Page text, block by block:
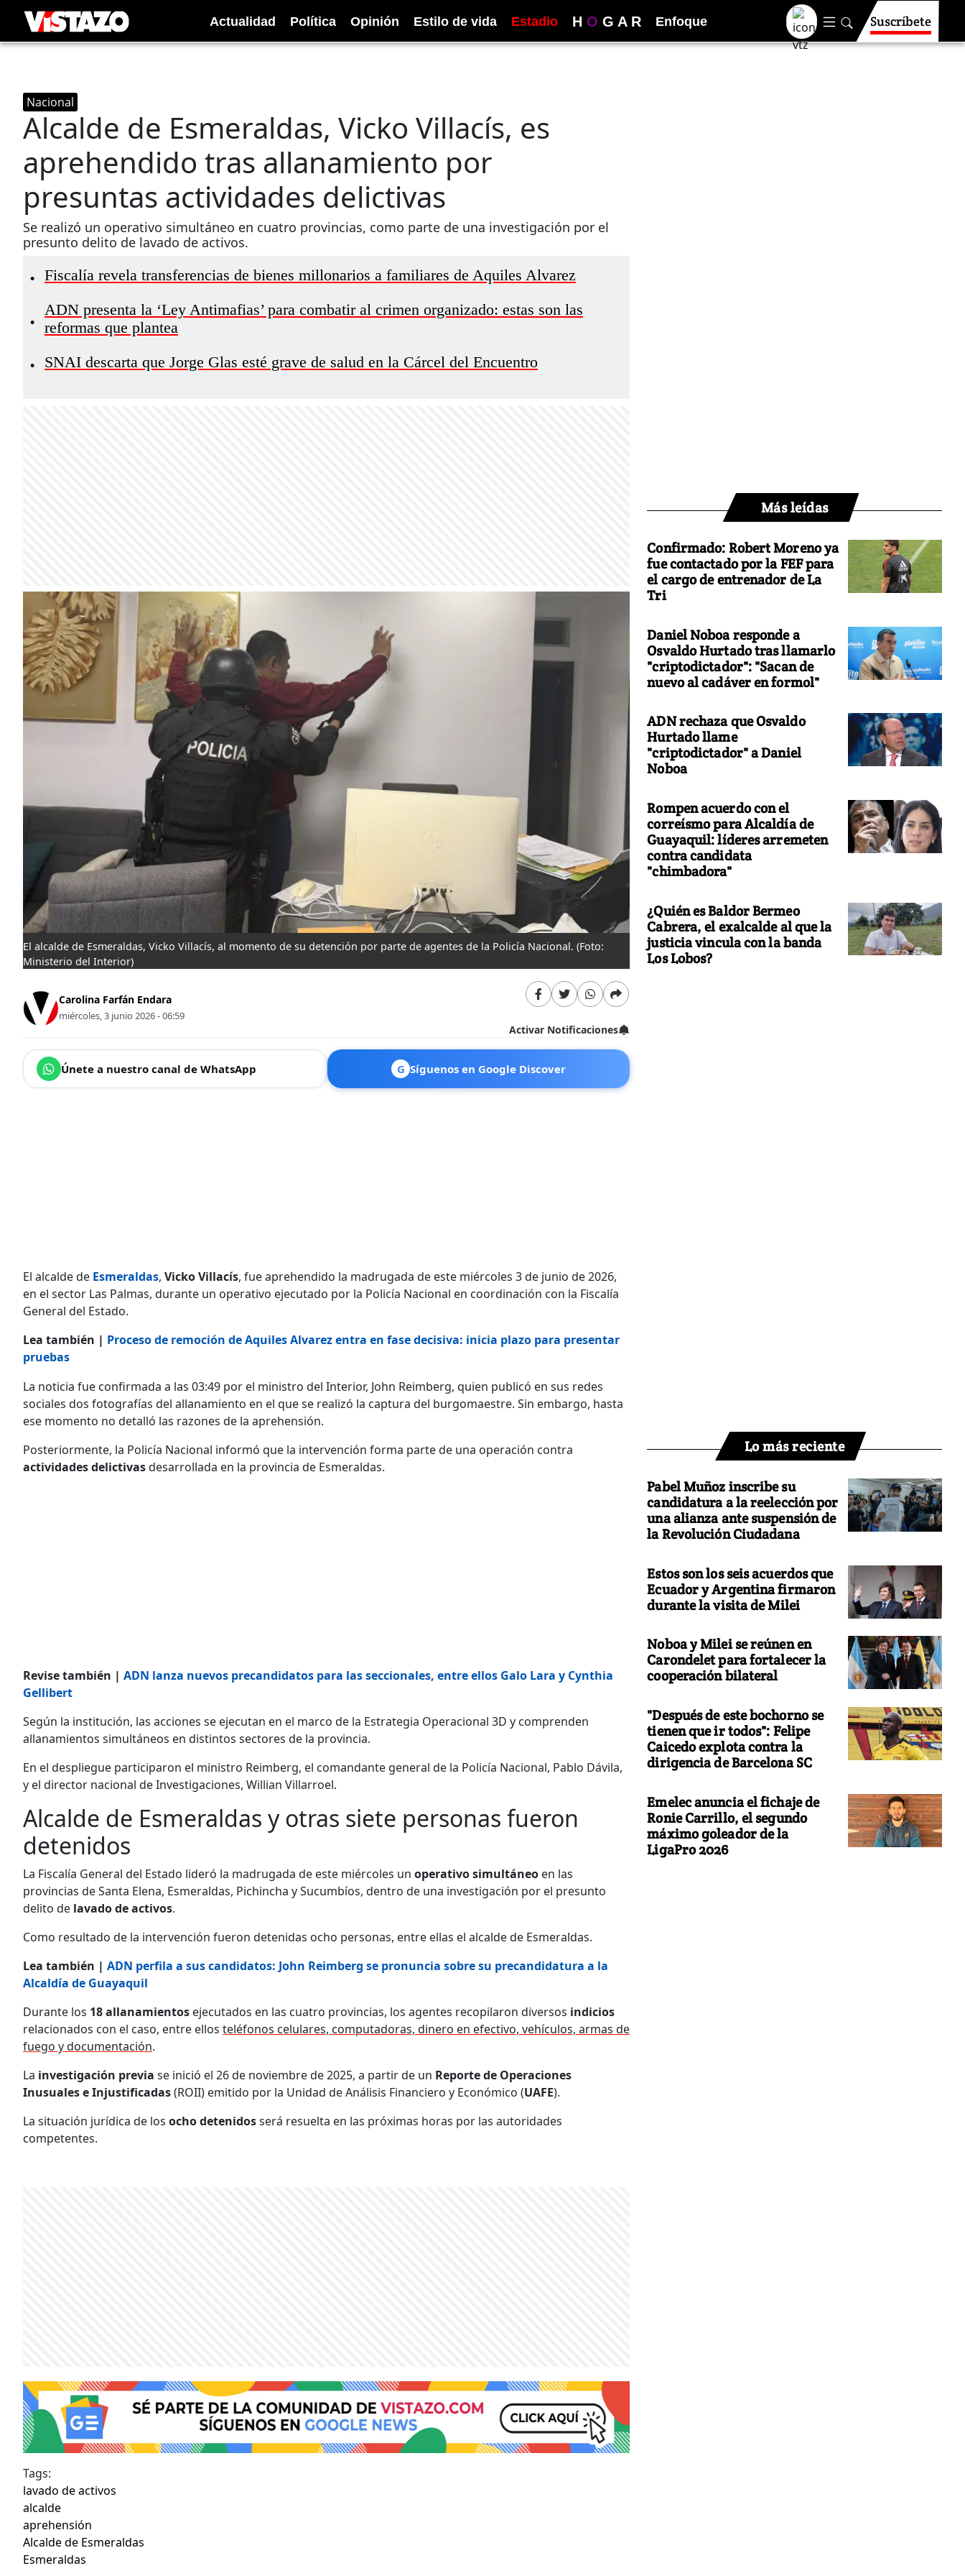
Actualidad Política Opinión Estilo de vida Estadio H O G A R Enfoque Suscríbete
Nacional
Alcalde de Esmeraldas, Vicko Villacís, es
aprehendido tras allanamiento por
presuntas actividades delictivas
Se realizó un operativo simultáneo en cuatro provincias, como parte de una investigación por el
presunto delito de lavado de activos.
• Fiscalía revela transferencias de bienes millonarios a familiares de Aquiles Alvarez
•
ADN presenta la ‘Ley Antimafias’ para combatir al crimen organizado: estas son las
reformas que plantea
• SNAI descarta que Jorge Glas esté grave de salud en la Cárcel del Encuentro
El alcalde de Esmeraldas, Vicko Villacís, al momento de su detención por parte de agentes de la Policía Nacional. (Foto:
Ministerio del Interior)
Carolina Farfán Endara
miércoles, 3 junio 2026 - 06:59
Activar Notificaciones
Únete a nuestro canal de WhatsApp G Síguenos en Google Discover
El alcalde de Esmeraldas, Vicko Villacís, fue aprehendido la madrugada de este miércoles 3 de junio de 2026,
en el sector Las Palmas, durante un operativo ejecutado por la Policía Nacional en coordinación con la Fiscalía
General del Estado.
Lea también | Proceso de remoción de Aquiles Alvarez entra en fase decisiva: inicia plazo para presentar
pruebas
La noticia fue confirmada a las 03:49 por el ministro del Interior, John Reimberg, quien publicó en sus redes
sociales dos fotografías del allanamiento en el que se realizó la captura del burgomaestre. Sin embargo, hasta
ese momento no detalló las razones de la aprehensión.
Posteriormente, la Policía Nacional informó que la intervención forma parte de una operación contra
actividades delictivasdesarrollada en la provincia de Esmeraldas.
Revise también | ADN lanza nuevos precandidatos para las seccionales, entre ellos Galo Lara y Cynthia
Gellibert
Según la institución, las acciones se ejecutan en el marco de la Estrategia Operacional 3D y comprenden
allanamientos simultáneos en distintos sectores de la provincia.
En el despliegue participaron el ministro Reimberg, el comandante general de la Policía Nacional, Pablo Dávila,
y el director nacional de Investigaciones, Willian Villarroel.
Alcalde de Esmeraldas y otras siete personas fueron
detenidos
La Fiscalía General del Estado lideró la madrugada de este miércoles un operativo simultáneo en las
provincias de Santa Elena, Esmeraldas, Pichincha y Sucumbíos, dentro de una investigación por el presunto
delito de lavado de activos.
Como resultado de la intervención fueron detenidas ocho personas, entre ellas el alcalde de Esmeraldas.
Lea también | ADN perfila a sus candidatos: John Reimberg se pronuncia sobre su precandidatura a la
Alcaldía de Guayaquil
Durante los 18 allanamientos ejecutados en las cuatro provincias, los agentes recopilaron diversos indicios
relacionados con el caso, entre ellos teléfonos celulares, computadoras, dinero en efectivo, vehículos, armas de
fuego y documentación.
La investigación previa se inició el 26 de noviembre de 2025, a partir de un Reporte de Operaciones
Inusuales e Injustificadas(ROII) emitido por la Unidad de Análisis Financiero y Económico (UAFE).
La situación jurídica de los ocho detenidosserá resuelta en las próximas horas por las autoridades
competentes.
Tags:
lavado de activos
alcalde
aprehensión
Alcalde de Esmeraldas
Esmeraldas
Más leídas
Confirmado: Robert Moreno ya
fue contactado por la FEF para
el cargo de entrenador de La
Tri
Daniel Noboa responde a
Osvaldo Hurtado tras llamarlo
"criptodictador": "Sacan de
nuevo al cadáver en formol"
ADN rechaza que Osvaldo
Hurtado llame
"criptodictador" a Daniel
Noboa
Rompen acuerdo con el
correísmo para Alcaldía de
Guayaquil: líderes arremeten
contra candidata
"chimbadora"
¿Quién es Baldor Bermeo
Cabrera, el exalcalde al que la
justicia vincula con la banda
Los Lobos?
Lo más reciente
Pabel Muñoz inscribe su
candidatura a la reelección por
una alianza ante suspensión de
la Revolución Ciudadana
Estos son los seis acuerdos que
Ecuador y Argentina firmaron
durante la visita de Milei
Noboa y Milei se reúnen en
Carondelet para fortalecer la
cooperación bilateral
"Después de este bochorno se
tienen que ir todos": Felipe
Caicedo explota contra la
dirigencia de Barcelona SC
Emelec anuncia el fichaje de
Ronie Carrillo, el segundo
máximo goleador de la
LigaPro 2026